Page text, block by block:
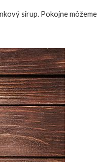
sirup. Pokojne